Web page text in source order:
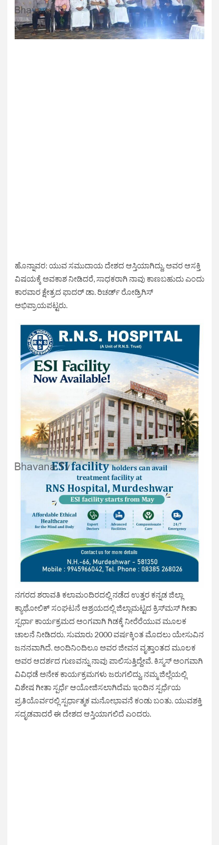
ಹೊನ್ನಾವರ: ಯುವ ಸಮುದಾಯ ದೇಶದ ಆಸ್ತಿಯಾಗಿದ್ದು, ಅವರ ಆಸಕ್ತಿ
ವಿಷಯಕ್ಕೆ ಅವಕಾಶ ನೀಡಿದರೆ, ಸಾಧಕರಾಗಿ ನಾವು ಕಾಣಬಹುದು ಎಂದು
ಕಾರವಾರ ಕ್ಷೇತ್ರದ ಫಾದರ್‌ ಡಾ. ರಿಚರ್ಡ್ ರೋಡ್ರಿಗಿಸ್
ಅಭಿಪ್ರಾಯಪಟ್ಟರು.
ನಗರದ ಶರಾವತಿ ಕಲಾಮಂದಿರದಲ್ಲಿ ನಡೆದ ಉತ್ತರ ಕನ್ನಡ ಜಿಲ್ಲಾ
ಕ್ಯಾಥೋಲಿಕ್ ಸಂಘಟನೆ ಆಶ್ರಯದಲ್ಲಿ ಜಿಲ್ಲಾಮಟ್ಟದ ಕ್ರಿಸ್‌ಮಸ್‌ ಗೀತಾ
ಸ್ಪರ್ಧಾ ಕಾರ್ಯಕ್ರಮದ ಅಂಗವಾಗಿ ಗಿಡಕ್ಕೆ ನೀರೆರೆಯುವ ಮೂಲಕ
ಚಾಲನೆ ನೀಡಿದರು. ಸುಮಾರು 2000 ವರ್ಷಕ್ಕಿಂತ ಮೊದಲು ಯೇಸುವಿನ
ಜನನವಾಗಿದೆ. ಅಂದಿನಿಂದಿಲೂ ಅವರ ಜೀವನ ವೃತ್ತಾಂತದ ಮೂಲಕ
ಅವರ ಆದರ್ಶದ ಗುಣವನ್ನು ನಾವು ಪಾಲಿಸುತ್ತಿದ್ದೇವೆ. ಕಿಸ್ಮಸ್ ಅಂಗವಾಗಿ
ವಿವಿಧಡೆ ಅನೇಕ ಕಾರ್ಯಕ್ರಮಗಳು ಜರುಗಲಿದ್ದು, ನಮ್ಮ ಜಿಲ್ಲೆಯಲ್ಲಿ
ವಿಶೇಷ ಗೀತಾ ಸ್ಪರ್ಧೆ ಆಯೋಜಿಸಲಾಗಿದೆಮ ಇಂದಿನ ಸ್ಪರ್ಧೆಯ
ಪ್ರತಿಯೊರ್ವರಲ್ಲಿ ಸ್ಪರ್ಧಾತ್ಮಕ ಮನೋಭಾವನೆ ಕಂಡು ಬಂತು. ಯುವಶಕ್ತಿ
ಸದೃಡವಾದರೆ ಈ ದೇಶದ ಆಸ್ತಿಯಾಗಲಿದೆ ಎಂದರು.